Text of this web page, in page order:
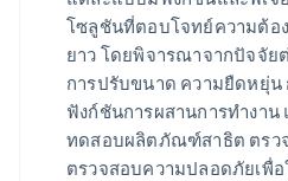
โซลูชันที่ตอบโจทย์ความต้อ
ยาว โดยพิจารณาจากปัจจัย
การปรับขนาด ความยืดหยุ่น
ฟังก์ชันการผสานการทํางาน
ทดสอบผลิตภัณฑ์สาธิต ตรว
ตรวจสอบความปลอดภัยเพื่